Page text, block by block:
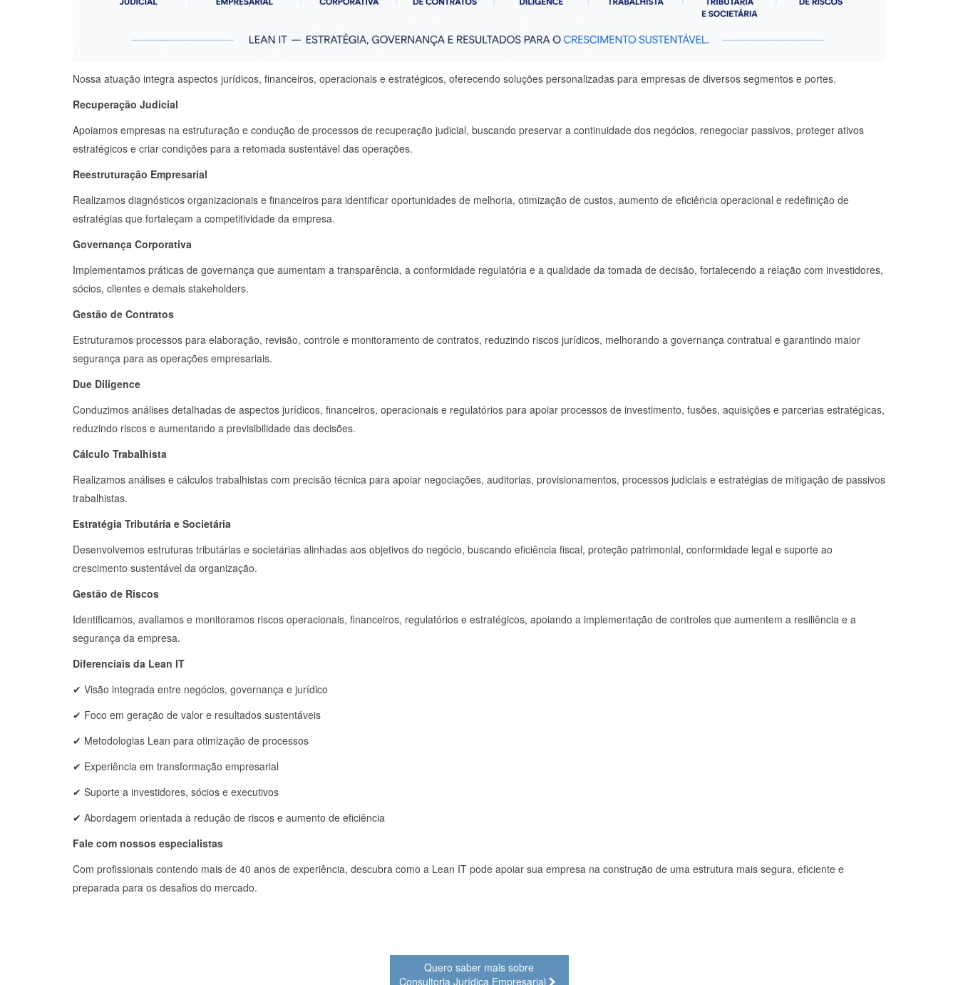
Nossa atuação integra aspectos jurídicos, financeiros, operacionais e estratégicos, oferecendo soluções personalizadas para empresas de diversos segmentos e portes.
Recuperação Judicial
Apoiamos empresas na estruturação e condução de processos de recuperação judicial, buscando preservar a continuidade dos negócios, renegociar passivos, proteger ativos
estratégicos e criar condições para a retomada sustentável das operações.
Reestruturação Empresarial
Realizamos diagnósticos organizacionais e financeiros para identificar oportunidades de melhoria, otimização de custos, aumento de eficiência operacional e redefinição de
estratégias que fortaleçam a competitividade da empresa.
Governança Corporativa
Implementamos práticas de governança que aumentam a transparência, a conformidade regulatória e a qualidade da tomada de decisão, fortalecendo a relação com investidores,
sócios, clientes e demais stakeholders.
Gestão de Contratos
Estruturamos processos para elaboração, revisão, controle e monitoramento de contratos, reduzindo riscos jurídicos, melhorando a governança contratual e garantindo maior
segurança para as operações empresariais.
Due Diligence
Conduzimos análises detalhadas de aspectos jurídicos, financeiros, operacionais e regulatórios para apoiar processos de investimento, fusões, aquisições e parcerias estratégicas,
reduzindo riscos e aumentando a previsibilidade das decisões.
Cálculo Trabalhista
Realizamos análises e cálculos trabalhistas com precisão técnica para apoiar negociações, auditorias, provisionamentos, processos judiciais e estratégias de mitigação de passivos
trabalhistas.
Estratégia Tributária e Societária
Desenvolvemos estruturas tributárias e societárias alinhadas aos objetivos do negócio, buscando eficiência fiscal, proteção patrimonial, conformidade legal e suporte ao
crescimento sustentável da organização.
Gestão de Riscos
Identificamos, avaliamos e monitoramos riscos operacionais, financeiros, regulatórios e estratégicos, apoiando a implementação de controles que aumentem a resiliência e a
segurança da empresa.
Diferenciais da Lean IT
✔ Visão integrada entre negócios, governança e jurídico
✔ Foco em geração de valor e resultados sustentáveis
✔ Metodologias Lean para otimização de processos
✔ Experiência em transformação empresarial
✔ Suporte a investidores, sócios e executivos
✔ Abordagem orientada à redução de riscos e aumento de eficiência
Fale com nossos especialistas
Com profissionais contendo mais de 40 anos de experiência, descubra como a Lean IT pode apoiar sua empresa na construção de uma estrutura mais segura, eficiente e
preparada para os desafios do mercado.
Quero saber mais sobre
Consultoria Jurídica Empresarial